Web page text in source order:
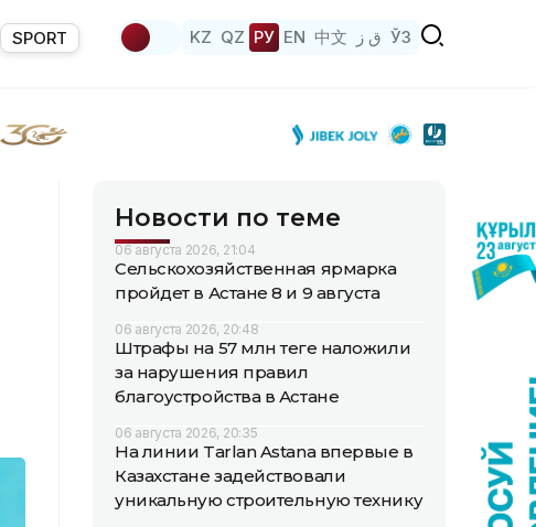
SPORT KZ QZ РУ EN 中文 ق ز ЎЗ
Новости по теме
06 августа 2026, 21:04
Сельскохозяйственная ярмарка
пройдет в Астане 8 и 9 августа
06 августа 2026, 20:48
Штрафы на 57 млн теңге наложили
за нарушения правил
благоустройства в Астане
06 августа 2026, 20:35
На линии Tarlan Astana впервые в
Казахстане задействовали
уникальную строительную технику